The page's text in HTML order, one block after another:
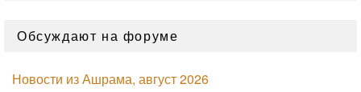
Обсуждают на форуме
Новости из Ашрама, август 2026